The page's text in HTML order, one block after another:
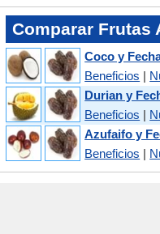
Comparar Frutas
Coco y
Beneficios |
Durian y
Beneficios |
Azufaifo y
Beneficios |